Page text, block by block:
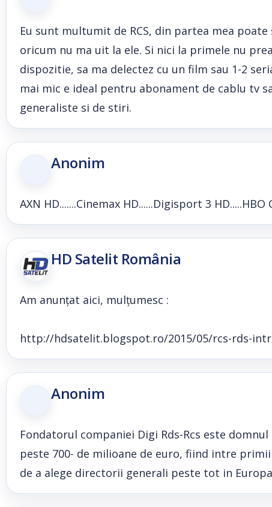
Eu sunt multumit de RCS, din partea mea
oricum nu ma uit la ele. Si nici la primele nu
dispozitie, sa ma delectez cu un film sau 1-2
mai mic e ideal pentru abonament de cablu tv
generaliste si de stiri.
Anonim
AXN HD.......Cinemax HD......Digisport 3
HD Satelit România
Am anunțat aici, mulțumesc :
http://hdsatelit.blogspot.ro/2015/05/rcs-rds-
Anonim
Fondatorul companiei Digi Rds-Rcs este
peste 700- de milioane de euro, fiind intre
de a alege directorii generali peste tot in